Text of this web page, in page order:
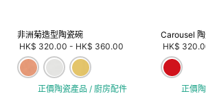
非洲菊造型陶瓷碗
HK$ 320.00 - HK$ 360.00
正價陶瓷產品 / 廚房配件
Carousel
HK$
正價